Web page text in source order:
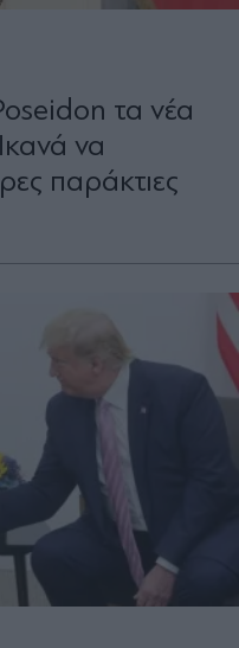
τα νέα
να
παράκτιες